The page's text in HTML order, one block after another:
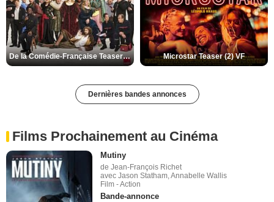
De la Comédie-Française Teaser (3) VF Microstar Teaser (2) VF
Dernières bandes annonces
Films Prochainement au Cinéma
Mutiny
de Jean-François Richet
avec Jason Statham, Annabelle Wallis
Film - Action
Bande-annonce